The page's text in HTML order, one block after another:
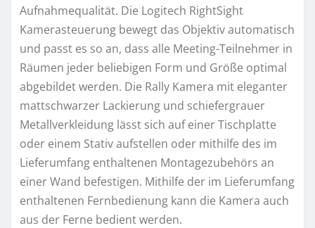
Aufnahmequalität. Die Logitech RightSight
Kamerasteuerung bewegt das Objektiv automatisch
und passt es so an, dass alle Meeting-Teilnehmer in
Räumen jeder beliebigen Form und Größe optimal
abgebildet werden. Die Rally Kamera mit eleganter
mattschwarzer Lackierung und schiefergrauer
Metallverkleidung lässt sich auf einer Tischplatte
oder einem Stativ aufstellen oder mithilfe des im
Lieferumfang enthaltenen Montagezubehörs an
einer Wand befestigen. Mithilfe der im Lieferumfang
enthaltenen Fernbedienung kann die Kamera auch
aus der Ferne bedient werden.